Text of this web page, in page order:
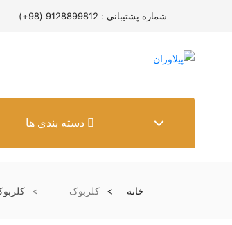
شماره پشتیبانی : 9128899812 (98+)
دسته بندی ها
خانه کلربوک کلربوک ۳۰